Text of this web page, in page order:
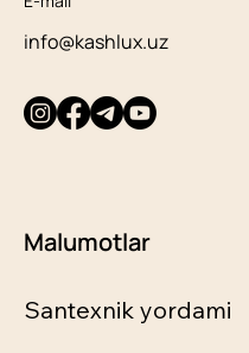
info@kashlux.uz
Malumotlar
Santexnik yordami